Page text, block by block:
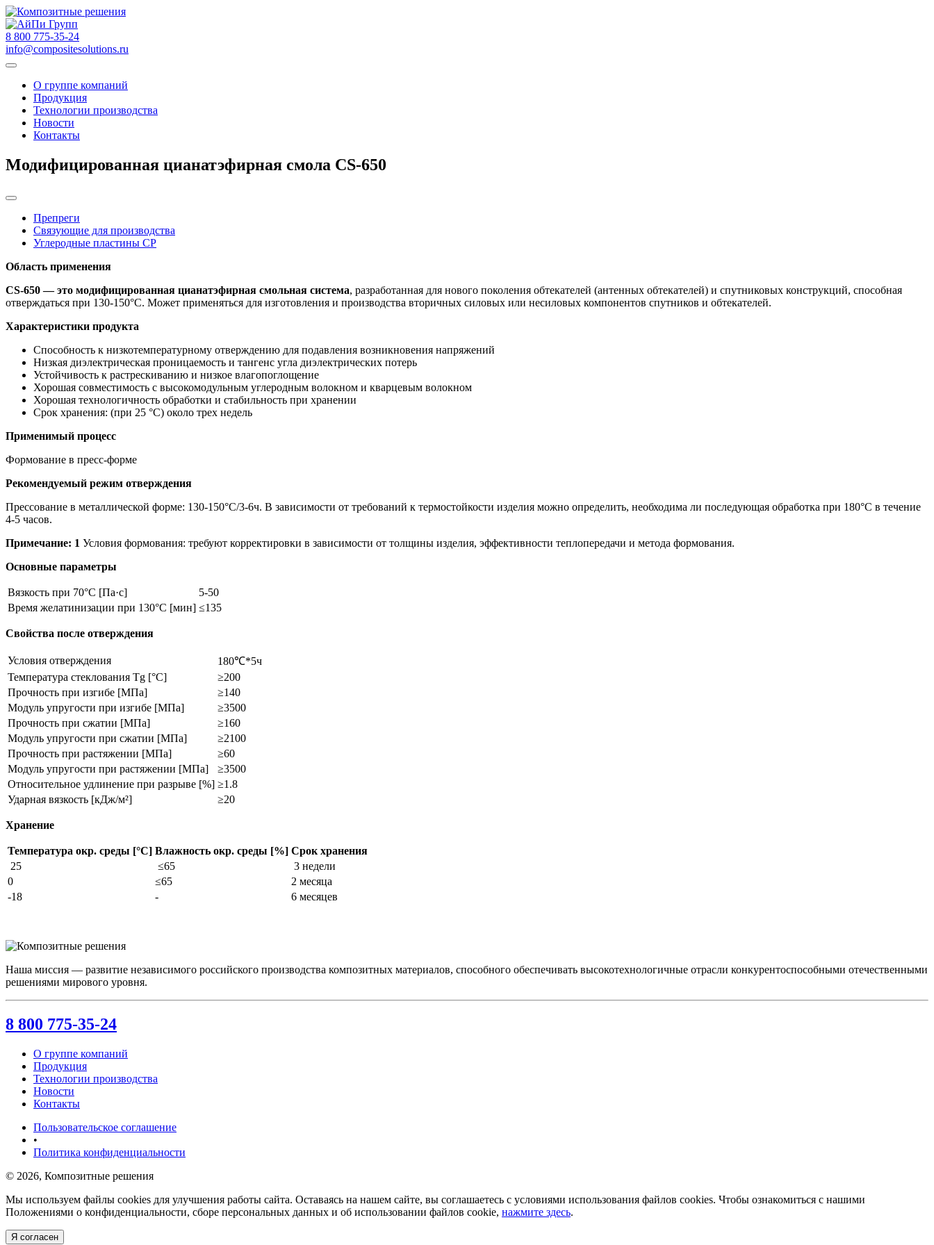
8 800 775-35-24
info@compositesolutions.ru
О группе компаний
Продукция
Технологии производства
Новости
Контакты
Модифицированная цианатэфирная смола CS-650
Препреги
Связующие для производства
Углеродные пластины CP
Область применения
CS-650 — это модифицированная цианатэфирная смольная система, разработанная для нового поколения обтекателей (антенных обтекателей) и спутниковых конструкций, способная
отверждаться при 130-150°C. Может применяться для изготовления и производства вторичных силовых или несиловых компонентов спутников и обтекателей.
Характеристики продукта
Способность к низкотемпературному отверждению для подавления возникновения напряжений
Низкая диэлектрическая проницаемость и тангенс угла диэлектрических потерь
Устойчивость к растрескиванию и низкое влагопоглощение
Хорошая совместимость с высокомодульным углеродным волокном и кварцевым волокном
Хорошая технологичность обработки и стабильность при хранении
Срок хранения: (при 25 °C) около трех недель
Применимый процесс
Формование в пресс-форме
Рекомендуемый режим отверждения
Прессование в металлической форме: 130-150°C/3-6ч. В зависимости от требований к термостойкости изделия можно определить, необходима ли последующая обработка при 180°C в течение
4-5 часов.
Примечание: 1 Условия формования: требуют корректировки в зависимости от толщины изделия, эффективности теплопередачи и метода формования.
Основные параметры
Вязкость при 70°C [Па·с]
5-50
Время желатинизации при 130°C [мин] ≤135
Свойства после отверждения
Условия отверждения
180℃*5ч
Температура стеклования Tg [°C]
≥200
Прочность при изгибе [МПа]
≥140
Модуль упругости при изгибе [МПа]
≥3500
Прочность при сжатии [МПа]
≥160
Модуль упругости при сжатии [МПа]
≥2100
Прочность при растяжении [МПа]
≥60
Модуль упругости при растяжении [МПа]
≥3500
Относительное удлинение при разрыве [%] ≥1.8
Ударная вязкость [кДж/м²]
≥20
Хранение
Температура окр. среды [°C] Влажность окр. среды [%] Срок хранения
25
≤65
3 недели
0
≤65
2 месяца
-18
- 6 месяцев
Наша миссия — развитие независимого российского производства композитных материалов, способного обеспечивать высокотехнологичные отрасли конкурентоспособными отечественными
решениями мирового уровня.
8 800 775-35-24
О группе компаний
Продукция
Технологии производства
Новости
Контакты
Пользовательское соглашение
•
Политика конфиденциальности
© 2026, Композитные решения
Мы используем файлы cookies для улучшения работы сайта. Оставаясь на нашем сайте, вы соглашаетесь с условиями использования файлов cookies. Чтобы ознакомиться с нашими
Положениями о конфиденциальности, сборе персональных данных и об использовании файлов cookie, нажмите здесь.
Я согласен